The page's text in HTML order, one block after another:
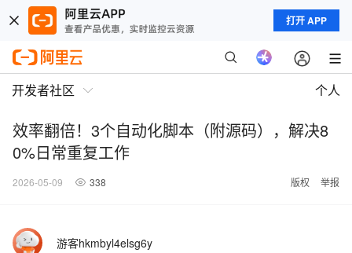
打开 APP
开发者社区 个人
效率翻倍！3个自动化脚本（附源码），解决8
0%日常重复工作
2026-05-09 338 版权 举报
游客hkmbyl4elsg6y